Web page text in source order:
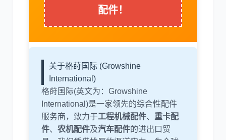
依维柯
配件！
关于格莳国际 (Growshine
International)
格莳国际(英文为：Growshine
International)是一家领先的综合性配件
服务商，致力于工程机械配件、 重卡配
件、 农机配件及汽车配件的进出口贸